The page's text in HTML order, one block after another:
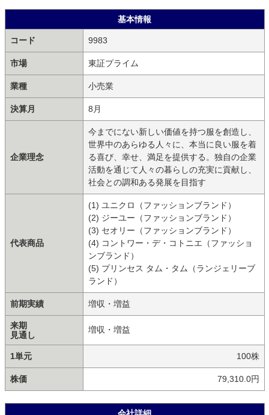
基本情報
コード 9983
市場 東証プライム
業種 小売業
決算月 8月
企業理念
今までにない新しい価値を持つ服を創造し、
世界中のあらゆる人々に、本当に良い服を着
る喜び、幸せ、満足を提供する。独自の企業
活動を通じて人々の暮らしの充実に貢献し、
社会との調和ある発展を目指す
代表商品
(1) ユニクロ（ファッションブランド）
(2) ジーユー（ファッションブランド）
(3) セオリー（ファッションブランド）
(4) コントワー・デ・コトニエ（ファッショ
ンブランド）
(5) プリンセス タム・タム（ランジェリーブ
ランド）
前期実績 増収・増益
来期
見通し
増収・増益
1単元 100株
株価 79,310.0円